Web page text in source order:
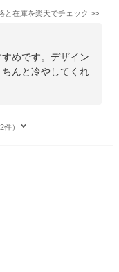
と在庫を楽天でチェック >>
めです。デザイン
んと冷やしてくれ
）